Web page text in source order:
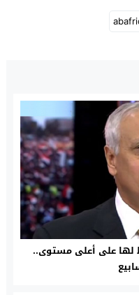
2018” مخطط لها على أعلى مستوى..